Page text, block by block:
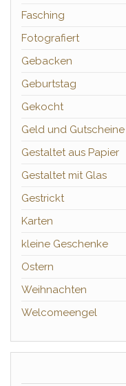
Fasching
Fotografiert
Gebacken
Geburtstag
Gekocht
Geld und
Gestaltet aus Papier
Gestaltet mit Glas
Gestrickt
Karten
kleine Geschenke
Ostern
Weihnachten
Welcomeengel